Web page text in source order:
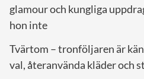
glamour och kungliga
hon inte
Tvärtom – tronföljaren är
val, återanvända kläder och